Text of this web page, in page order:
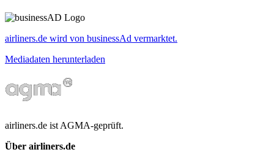
airliners.de wird von businessAd vermarktet.
Mediadaten herunterladen
airliners.de ist AGMA-geprüft.
Über airliners.de